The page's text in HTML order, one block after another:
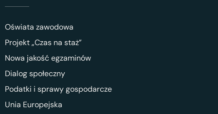
Oświata zawodowa
Projekt „Czas na staż”
Nowa jakość egzaminów
Dialog społeczny
Podatki i sprawy gospodarcze
Unia Europejska